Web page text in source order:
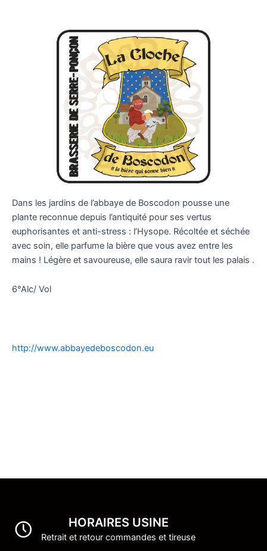
Dans les jardins de l’abbaye de Boscodon pousse une
plante reconnue depuis l’antiquité pour ses vertus
euphorisantes et anti-stress : l’Hysope. Récoltée et séchée
avec soin, elle parfume la bière que vous avez entre les
mains ! Légère et savoureuse, elle saura ravir tout les palais .
6°Alc/ Vol
http://www.abbayedeboscodon.eu
HORAIRES USINE
Retrait et retour commandes et tireuse